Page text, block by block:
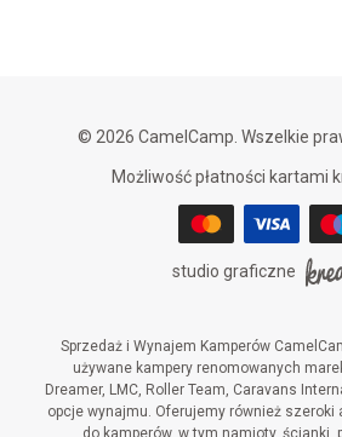
© 2026 CamelCamp. Wszelkie
Możliwość płatności kartami
studio graficzne
Sprzedaż i Wynajem Kamperów
używane kampery renomowanych
Dreamer, LMC, Roller Team, Caravans
opcje wynajmu. Oferujemy również
do kamperów, w tym namioty, ścianki,